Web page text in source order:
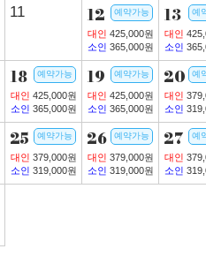
11 12 예약가능
대인 425,000원
소인 365,000원
13 예
대인
소인
18 예약가능
대인 425,000원
소인 365,000원
19 예약가능
대인 425,000원
소인 365,000원
20 예
대인
소인
25 예약가능
대인 379,000원
소인 319,000원
26 예약가능
대인 379,000원
소인 319,000원
27 예
대인
소인